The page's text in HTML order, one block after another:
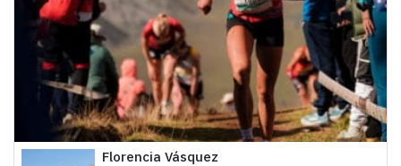
Florencia Vásquez